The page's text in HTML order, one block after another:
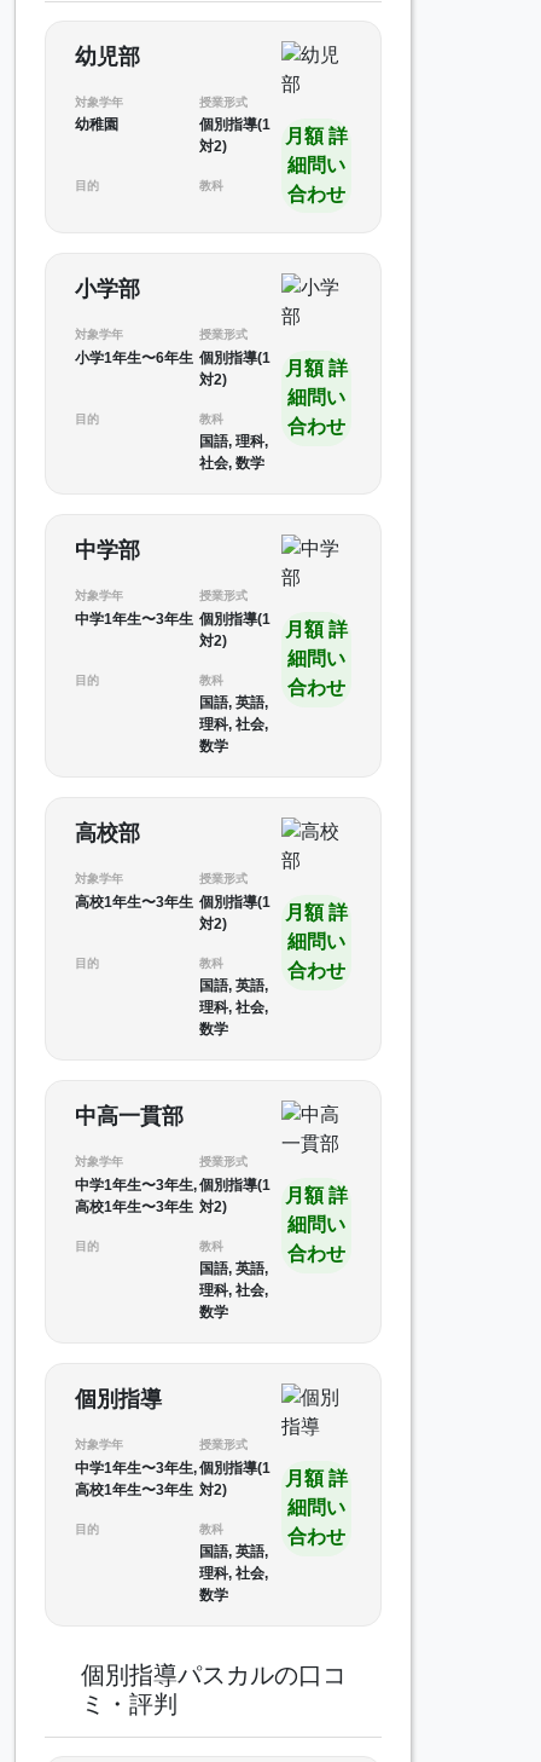
幼児部
対象学年
幼稚園
授業形式
個別指導(1
対2)
目的 教科
月額 詳
細問い
合わせ
小学部
対象学年
小学1年生〜6年生
授業形式
個別指導(1
対2)
目的 教科
国語, 理科,
社会, 数学
月額 詳
細問い
合わせ
中学部
対象学年
中学1年生〜3年生
授業形式
個別指導(1
対2)
目的 教科
国語, 英語,
理科, 社会,
数学
月額 詳
細問い
合わせ
高校部
対象学年
高校1年生〜3年生
授業形式
個別指導(1
対2)
目的 教科
国語, 英語,
理科, 社会,
数学
月額 詳
細問い
合わせ
中高一貫部
対象学年
中学1年生〜3年生,
高校1年生〜3年生
授業形式
個別指導(1
対2)
目的 教科
国語, 英語,
理科, 社会,
数学
月額 詳
細問い
合わせ
個別指導
対象学年
中学1年生〜3年生,
高校1年生〜3年生
授業形式
個別指導(1
対2)
目的 教科
国語, 英語,
理科, 社会,
数学
月額 詳
細問い
合わせ
個別指導パスカルの口コ
ミ・評判